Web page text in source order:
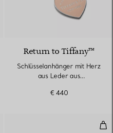
Return to Tiffany™
Schlüsselanhänger mit Herz
aus Leder aus
Messing
€ 440
mit Herz in